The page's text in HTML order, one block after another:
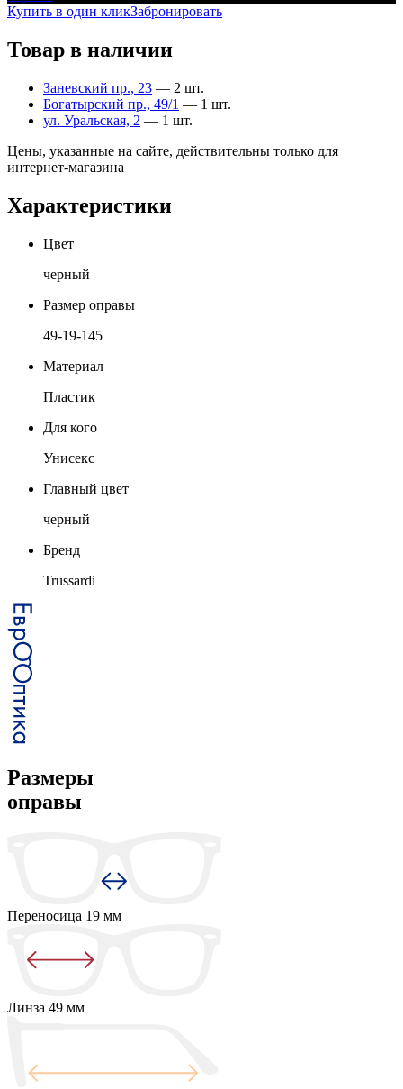
Купить в один кликЗабронировать
Товар в наличии
Заневский пр., 23 — 2 шт.
Богатырский пр., 49/1 — 1 шт.
ул. Уральская, 2 — 1 шт.
Цены, указанные на сайте, действительны только для
интернет-магазина
Характеристики
Цвет
черный
Размер оправы
49-19-145
Материал
Пластик
Для кого
Унисекс
Главный цвет
черный
Бренд
Trussardi
Размеры
оправы
Переносица 19 мм
Линза 49 мм